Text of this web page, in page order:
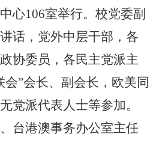
心106室举行。校党委副
话，党外中层干部，各
协委员，各民主党派主
”会长、副会长，欧美同
党派代表人士等参加。
台港澳事务办公室主任